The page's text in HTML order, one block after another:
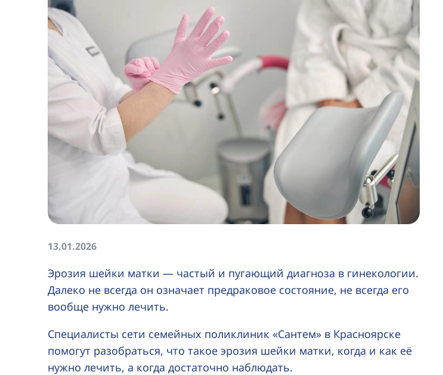
13.01.2026
Эрозия шейки матки — частый и пугающий диагноза в гинекологии.
Далеко не всегда он означает предраковое состояние, не всегда его
вообще нужно лечить.
Специалисты сети семейных поликлиник «Сантем» в Красноярске
помогут разобраться, что такое эрозия шейки матки, когда и как её
нужно лечить, а когда достаточно наблюдать.